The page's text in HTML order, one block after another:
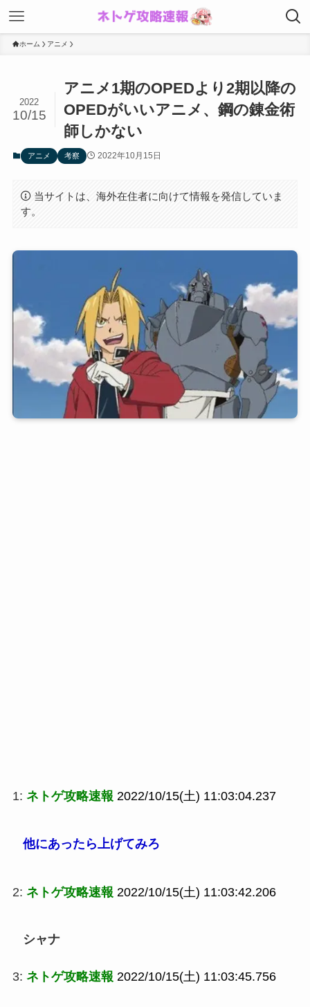
ホーム アニメ
アニメ1期のOPEDより2期以降の
OPEDがいいアニメ、鋼の錬金術
師しかない
2022
10/15
アニメ 考察 2022年10月15日
当サイトは、海外在住者に向けて情報を発信していま
す。
1: ネトゲ攻略速報 2022/10/15(土) 11:03:04.237
他にあったら上げてみろ
2: ネトゲ攻略速報 2022/10/15(土) 11:03:42.206
シャナ
3: ネトゲ攻略速報 2022/10/15(土) 11:03:45.756